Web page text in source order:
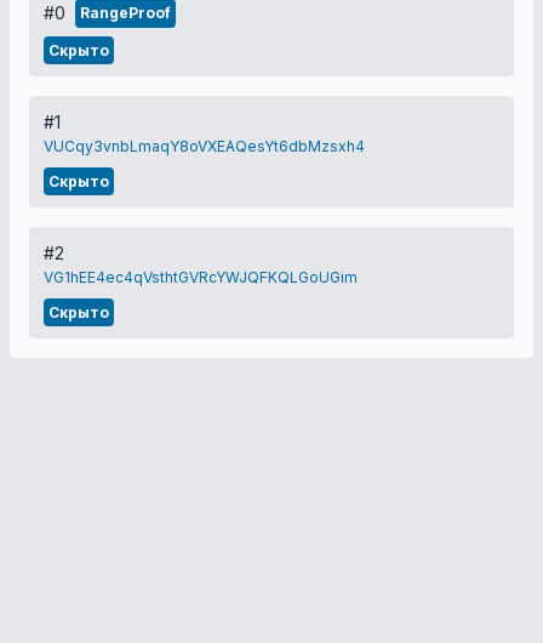
#0 RangeProof
Скрыто
#1
VUCqy3vnbLmaqY8oVXEAQesYt6dbMzsxh4
Скрыто
#2
VG1hEE4ec4qVsthtGVRcYWJQFKQLGoUGim
Скрыто